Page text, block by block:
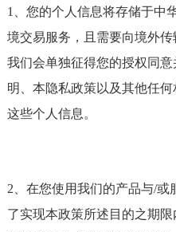
1、您的个人信息将存储于中
境交易服务，且需要向境外
我们会单独征得您的授权同
明、本隐私政策以及其他任
这些个人信息。
2、在您使用我们的产品与/
了实现本政策所述目的之期